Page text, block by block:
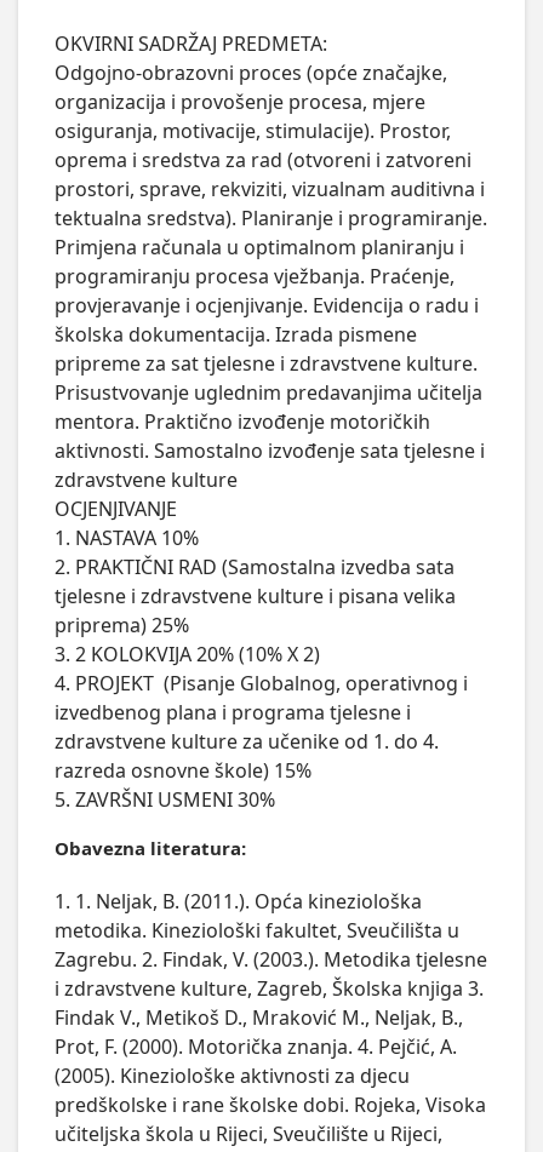
OKVIRNI SADRŽAJ PREDMETA:
Odgojno-obrazovni proces (opće značajke,
organizacija i provošenje procesa, mjere
osiguranja, motivacije, stimulacije). Prostor,
oprema i sredstva za rad (otvoreni i zatvoreni
prostori, sprave, rekviziti, vizualnam auditivna i
tektualna sredstva). Planiranje i programiranje.
Primjena računala u optimalnom planiranju i
programiranju procesa vježbanja. Praćenje,
provjeravanje i ocjenjivanje. Evidencija o radu i
školska dokumentacija. Izrada pismene
pripreme za sat tjelesne i zdravstvene kulture.
Prisustvovanje uglednim predavanjima učitelja
mentora. Praktično izvođenje motoričkih
aktivnosti. Samostalno izvođenje sata tjelesne i
zdravstvene kulture
OCJENJIVANJE
1. NASTAVA 10%
2. PRAKTIČNI RAD (Samostalna izvedba sata
tjelesne i zdravstvene kulture i pisana velika
priprema) 25%
3. 2 KOLOKVIJA 20% (10% X 2)
4. PROJEKT  (Pisanje Globalnog, operativnog i
izvedbenog plana i programa tjelesne i
zdravstvene kulture za učenike od 1. do 4.
razreda osnovne škole) 15%
5. ZAVRŠNI USMENI 30%
Obavezna literatura:
1. 1. Neljak, B. (2011.). Opća kineziološka
metodika. Kineziološki fakultet, Sveučilišta u
Zagrebu. 2. Findak, V. (2003.). Metodika tjelesne
i zdravstvene kulture, Zagreb, Školska knjiga 3.
Findak V., Metikoš D., Mraković M., Neljak, B.,
Prot, F. (2000). Motorička znanja. 4. Pejčić, A.
(2005). Kineziološke aktivnosti za djecu
predškolske i rane školske dobi. Rojeka, Visoka
učiteljska škola u Rijeci, Sveučilište u Rijeci,